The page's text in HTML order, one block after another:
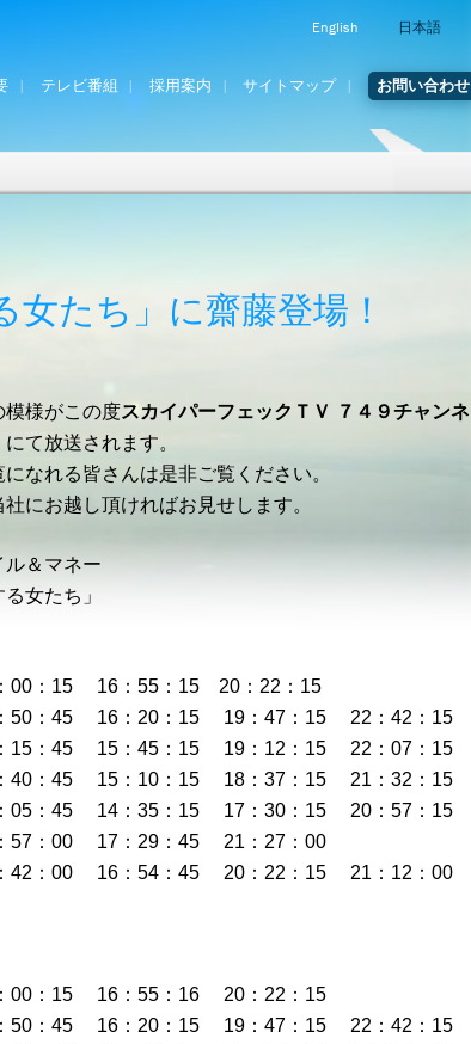
English 日本語
テレビ番組 採用案内 サイトマップ お問い合わせ
女たち」に齋藤登場！
模様がこの度スカイパーフェックＴＶ ７４９チャンネ
て放送されます。
なれる皆さんは是非ご覧ください。
にお越し頂ければお見せします。
＆マネー
女たち」
：15 16：55：15 20：22：15
：45 16：20：15 19：47：15 22：42：15
：45 15：45：15 19：12：15 22：07：15
：45 15：10：15 18：37：15 21：32：15
：45 14：35：15 17：30：15 20：57：15
：00 17：29：45 21：27：00
：00 16：54：45 20：22：15 21：12：00
：15 16：55：16 20：22：15
：45 16：20：15 19：47：15 22：42：15